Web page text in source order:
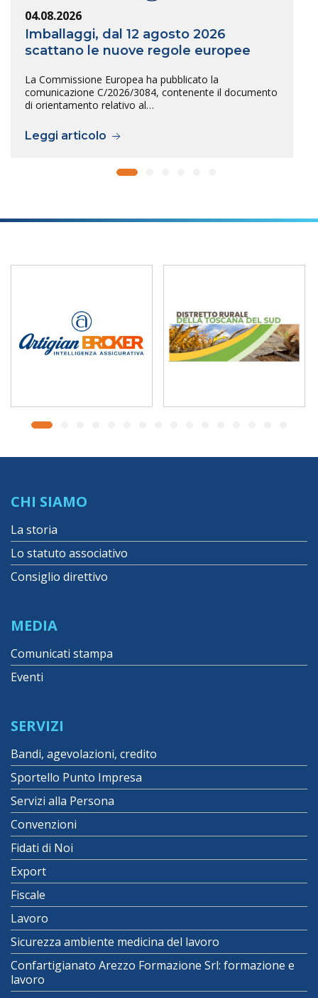
04.08.2026
Imballaggi, dal 12 agosto 2026
scattano le nuove regole europee
La Commissione Europea ha pubblicato la
comunicazione C/2026/3084, contenente il documento
di orientamento relativo al…
Leggi articolo
CHI SIAMO
La storia
Lo statuto associativo
Consiglio direttivo
MEDIA
Comunicati stampa
Eventi
SERVIZI
Bandi, agevolazioni, credito
Sportello Punto Impresa
Servizi alla Persona
Convenzioni
Fidati di Noi
Export
Fiscale
Lavoro
Sicurezza ambiente medicina del lavoro
Confartigianato Arezzo Formazione Srl: formazione e
lavoro